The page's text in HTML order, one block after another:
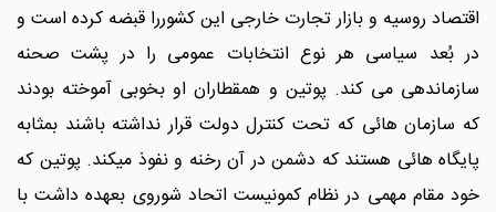
اقتصاد روسیه و بازار تجارت خارجی این کشوررا قبضه کرده است و
در بُعد سیاسی هر نوع انتخابات عمومی را در پشت صحنه
سازماندهی می کند. پوتین و همقطاران او بخوبی آموخته بودند
که سازمان هائی که تحت کنترل دولت قرار نداشته باشند بمثابه
پایگاه هائی هستند که دشمن در آن رخنه و نفوذ میکند. پوتین که
خود مقام مهمی در نظام کمونیست اتحاد شوروی بعهده داشت با